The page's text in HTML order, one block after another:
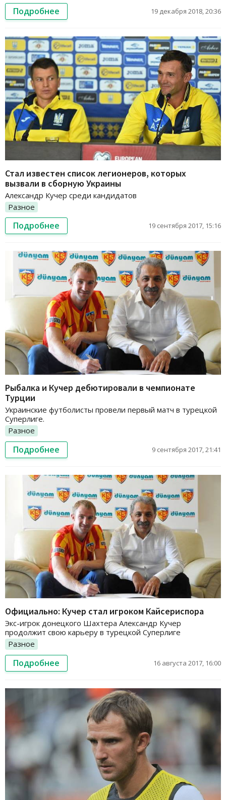
Подробнее 19 декабря 2018, 20:36
Стал известен список легионеров, которых
вызвали в сборную Украины
Александр Кучер среди кандидатов
Разное
Подробнее 19 сентября 2017, 15:16
Рыбалка и Кучер дебютировали в чемпионате
Турции
Украинские футболисты провели первый матч в турецкой
Суперлиге.
Разное
Подробнее 9 сентября 2017, 21:41
Официально: Кучер стал игроком Кайсериспора
Экс-игрок донецкого Шахтера Александр Кучер
продолжит свою карьеру в турецкой Суперлиге
Разное
Подробнее 16 августа 2017, 16:00